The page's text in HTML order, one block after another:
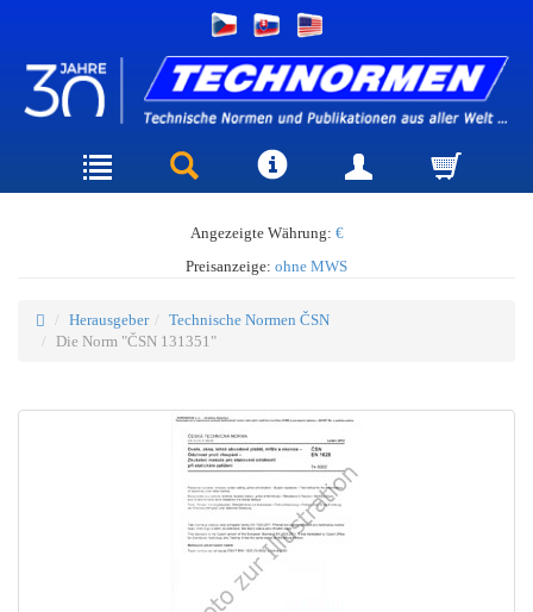
Angezeigte Währung: €
Preisanzeige: ohne MWS
Herausgeber
Technische Normen ČSN
Die Norm "ČSN 131351"